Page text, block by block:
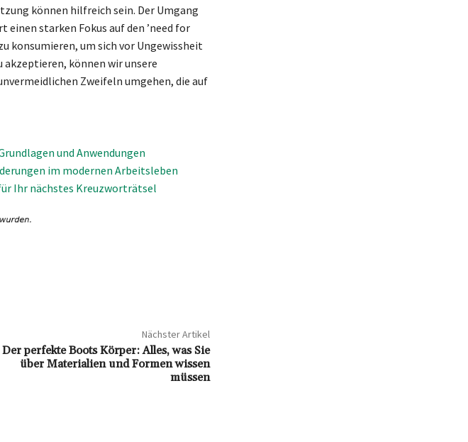
können hilfreich sein. Der Umgang
starken Fokus auf den ’need for
konsumieren, um sich vor Ungewissheit
akzeptieren, können wir unsere
Zweifeln umgehen, die auf
und Anwendungen
im modernen Arbeitsleben
Ihr nächstes Kreuzworträtsel
Nächster Artikel
Der perfekte Boots Körper: Alles, was Sie
über Materialien und Formen wissen
müssen